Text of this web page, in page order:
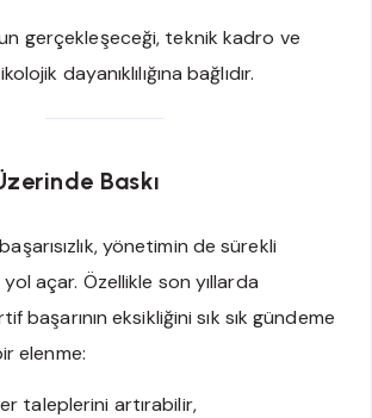
gerçekleşeceği, teknik kadro ve
dayanıklılığına bağlıdır.
Baskı
yönetimin de sürekli
açar. Özellikle son yıllarda
başarının eksikliğini sık sık gündeme
elenme:
taleplerini artırabilir,